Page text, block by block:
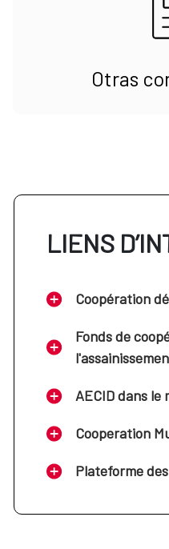
Otras
LIENS
Coopération
Fonds de
AECID dans le
Cooperation
Plateforme